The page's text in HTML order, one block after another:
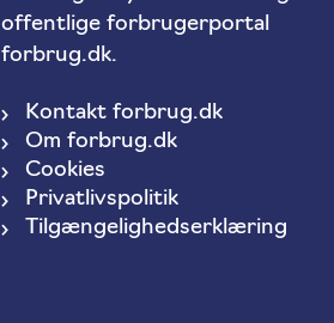
offentlige forbrugerportal
forbrug.dk.
Kontakt forbrug.dk
Om forbrug.dk
Cookies
Privatlivspolitik
Tilgængelighedserklæring